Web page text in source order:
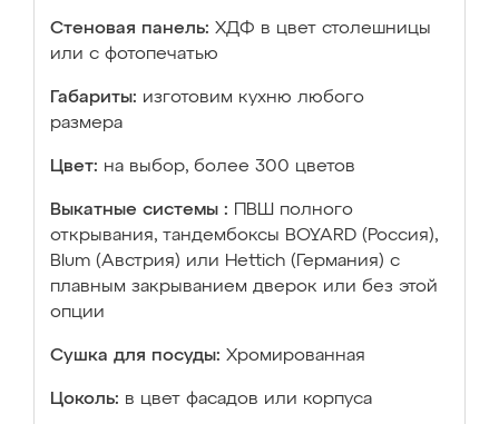
Стеновая панель: ХДФ в цвет столешницы
или с фотопечатью
Габариты: изготовим кухню любого
размера
Цвет: на выбор, более 300 цветов
Выкатные системы :
ПВШ полного
открывания, тандембоксы BOYARD (Россия),
Blum (Австрия) или Hettich (Германия) с
плавным закрыванием дверок или без этой
опции
Сушка для посуды: Хромированная
Цоколь: в цвет фасадов или корпуса